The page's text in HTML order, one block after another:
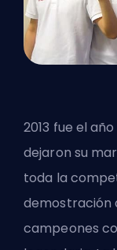
2013 fue el
dejaron su
toda la
demostración
campeones